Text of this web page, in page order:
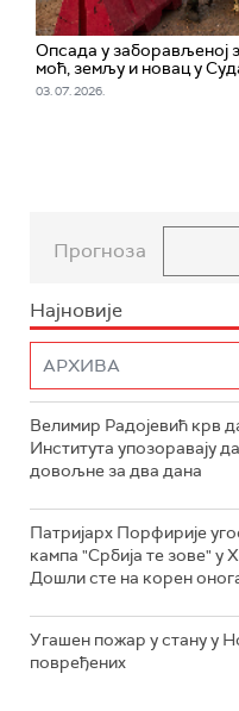
Опсада у заборављеној
моћ, земљу и новац у
03. 07. 2026.
Прогноза
Најновије
Велимир Радојевић крв
Института упозоравају
довољне за два дана
Патријарх Порфирије
кампа "Србија те зове" у
Дошли сте на корен
Угашен пожар у стану у
повређених